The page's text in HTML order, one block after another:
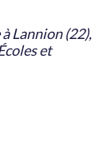
Lannion (22),
et